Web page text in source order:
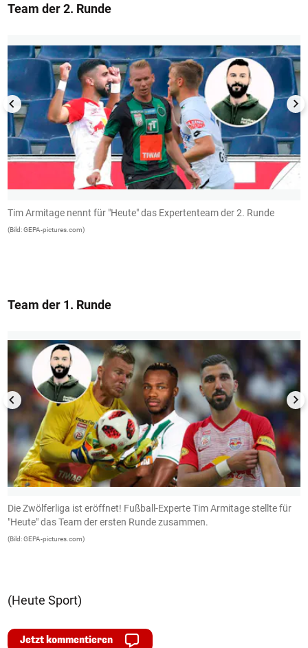
Team der 2. Runde
1/13
Tim Armitage nennt für "Heute" das Expertenteam der 2. Runde
(Bild: GEPA-pictures.com)
Team der 1. Runde
1/13
Die Zwölferliga ist eröffnet! Fußball-Experte Tim Armitage stellte für
"Heute" das Team der ersten Runde zusammen.
(Bild: GEPA-pictures.com)
(Heute Sport)
Jetzt kommentieren